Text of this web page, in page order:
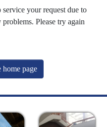
your request due to
Please try again
home page